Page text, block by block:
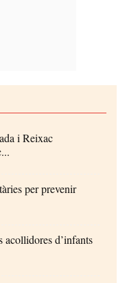
i Reixac
per prevenir
acollidores d’infants